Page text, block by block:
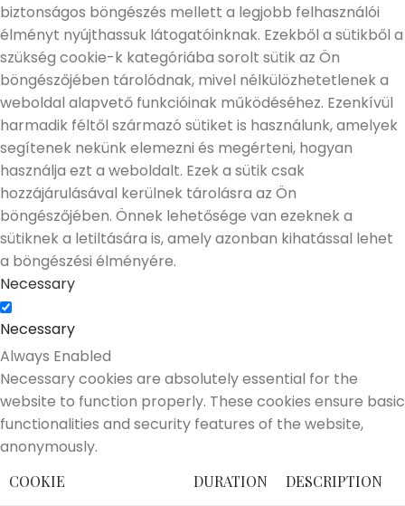
biztonságos böngészés mellett a legjobb felhasználói
élményt nyújthassuk látogatóinknak. Ezekből a sütikből a
szükség cookie-k kategóriába sorolt sütik az Ön
böngészőjében tárolódnak, mivel nélkülözhetetlenek a
weboldal alapvető funkcióinak működéséhez. Ezenkívül
harmadik féltől származó sütiket is használunk, amelyek
segítenek nekünk elemezni és megérteni, hogyan
használja ezt a weboldalt. Ezek a sütik csak
hozzájárulásával kerülnek tárolásra az Ön
böngészőjében. Önnek lehetősége van ezeknek a
sütiknek a letiltására is, amely azonban kihatással lehet
a böngészési élményére.
Necessary
Necessary
Always Enabled
Necessary cookies are absolutely essential for the
website to function properly. These cookies ensure basic
functionalities and security features of the website,
anonymously.
COOKIE DURATION DESCRIPTION